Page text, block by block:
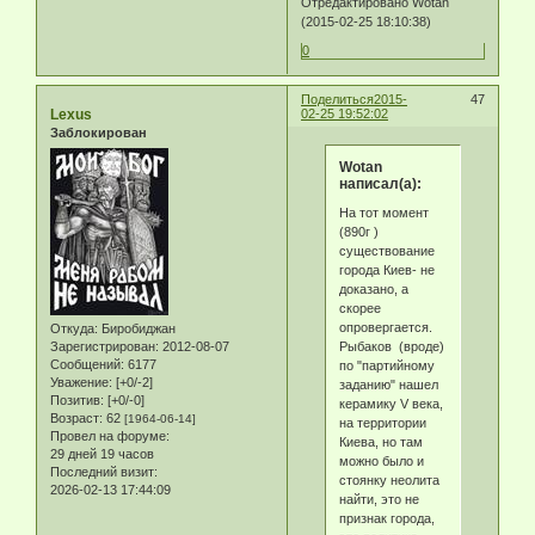
Отредактировано Wotan
(2015-02-25 18:10:38)
0
Поделиться 47
2015-
02-25 19:52:02
Lexus
Заблокирован
Откуда: Биробиджан
Зарегистрирован: 2012-08-07
Сообщений: 6177
Уважение: [+0/-2]
Позитив: [+0/-0]
Возраст: 62 [1964-06-14]
Провел на форуме:
29 дней 19 часов
Последний визит:
2026-02-13 17:44:09
Wotan
написал(а):
На тот момент
(890г )
существование
города Киев- не
доказано, а
скорее
опровергается.
Рыбаков (вроде)
по "партийному
заданию" нашел
керамику V века,
на территории
Киева, но там
можно было и
стоянку неолита
найти, это не
признак города,